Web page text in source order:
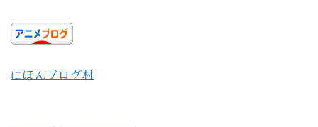
にほんブログ村